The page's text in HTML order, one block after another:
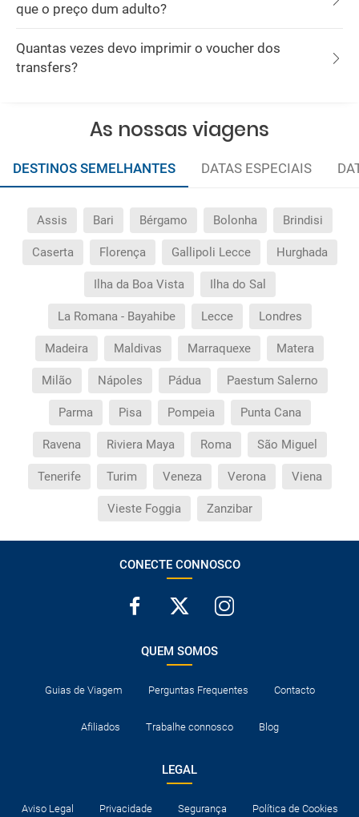
que o preço dum adulto?
Quantas vezes devo imprimir o voucher dos
transfers?
As nossas viagens
DESTINOS SEMELHANTES DATAS ESPECIAIS
Assis Bari Bérgamo Bolonha Brindisi
Caserta Florença Gallipoli Lecce Hurghada
Ilha da Boa Vista Ilha do Sal
La Romana - Bayahibe Lecce Londres
Madeira Maldivas Marraquexe Matera
Milão Nápoles Pádua Paestum Salerno
Parma Pisa Pompeia Punta Cana
Ravena Riviera Maya Roma São Miguel
Tenerife Turim Veneza Verona Viena
Vieste Foggia Zanzibar
CONECTE CONNOSCO
QUEM SOMOS
Guias de Viagem Perguntas Frequentes Contacto
Afiliados Trabalhe connosco Blog
LEGAL
Aviso Legal Privacidade Segurança Política de Cookies